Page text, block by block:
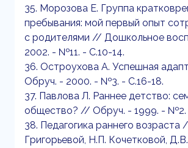
35. Морозова Е. Группа
пребывания: мой первый опыт
с родителями // Дошкольное
2002. - №11. - С.10-14.
36. Остроухова А. Успешная
Обруч. - 2000. - №3. - С.16-18.
37. Павлова Л. Раннее детство:
общество? // Обруч. - 1999. - №2.
38. Педагогика раннего возраста
Григорьевой, Н.П. Кочетковой,